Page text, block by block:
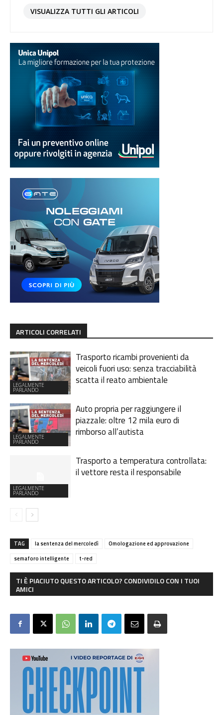
VISUALIZZA TUTTI GLI ARTICOLI
ARTICOLI CORRELATI
LEGALMENTE
PARLANDO
Trasporto ricambi provenienti da
veicoli fuori uso: senza tracciabilità
scatta il reato ambientale
LEGALMENTE
PARLANDO
Auto propria per raggiungere il
piazzale: oltre 12 mila euro di
rimborso all’autista
LEGALMENTE
PARLANDO
Trasporto a temperatura controllata:
il vettore resta il responsabile
TAG la sentenza del mercoledì
Omologazione ed approvazione
semaforo intelligente
t-red
TI È PIACIUTO QUESTO ARTICOLO? CONDIVIDILO CON I TUOI
AMICI